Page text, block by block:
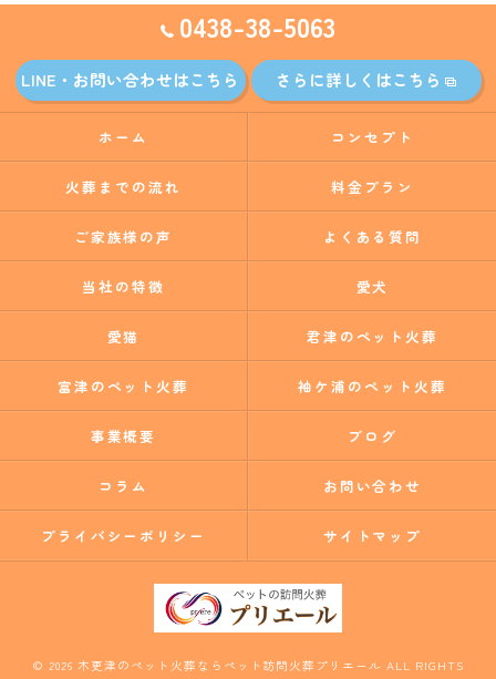
0438-38-5063
LINE・お問い合わせはこちら さらに詳しくはこちら
ホーム コンセプト
火葬までの流れ 料金プラン
ご家族様の声 よくある質問
当社の特徴 愛犬
愛猫 君津のペット火葬
富津のペット火葬 袖ケ浦のペット火葬
事業概要 ブログ
コラム お問い合わせ
プライバシーポリシー サイトマップ
© 2026 木更津のペット火葬ならペット訪問火葬プリエール ALL RIGHTS